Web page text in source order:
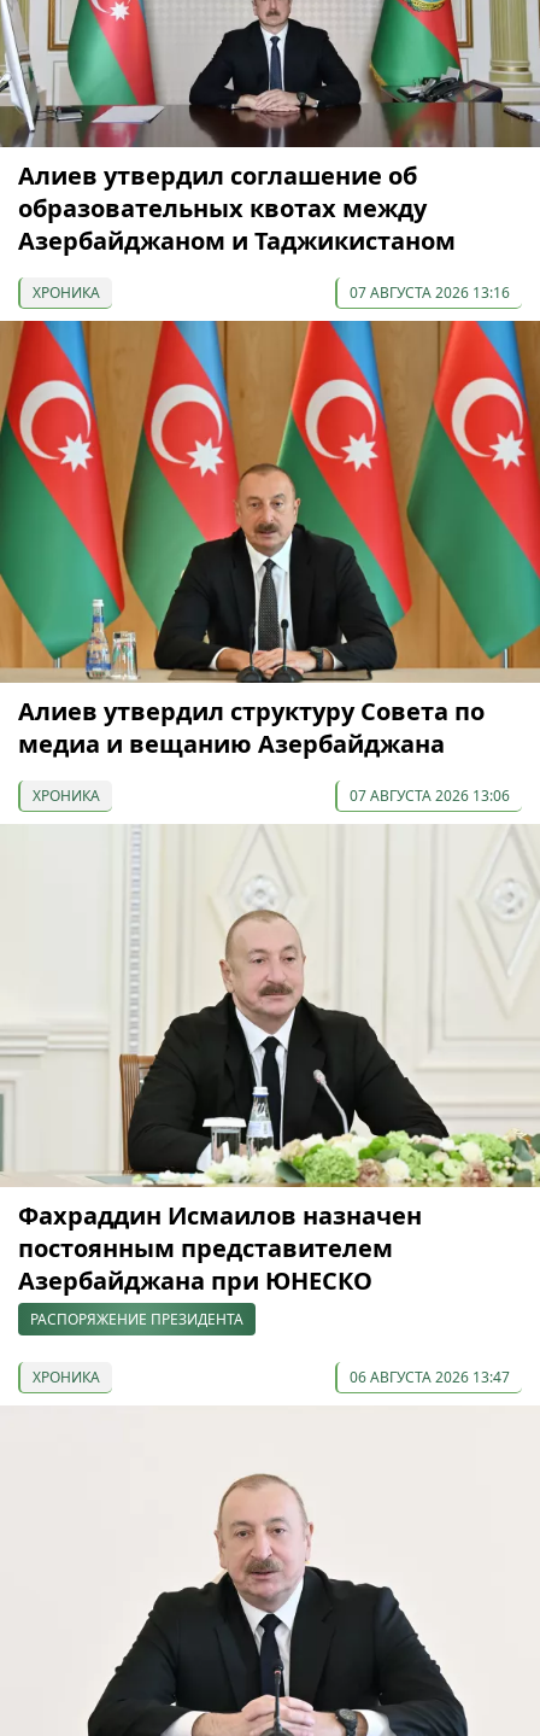
Алиев утвердил соглашение об
образовательных квотах между
Азербайджаном и Таджикистаном
ХРОНИКА 07 АВГУСТА 2026 13:16
Алиев утвердил структуру Совета по
медиа и вещанию Азербайджана
ХРОНИКА 07 АВГУСТА 2026 13:06
Фахраддин Исмаилов назначен
постоянным представителем
Азербайджана при ЮНЕСКО
РАСПОРЯЖЕНИЕ ПРЕЗИДЕНТА
ХРОНИКА 06 АВГУСТА 2026 13:47